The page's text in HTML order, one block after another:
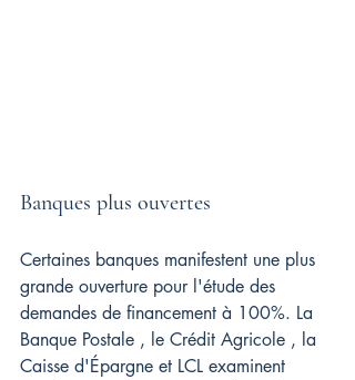
Banques plus ouvertes
Certaines banques manifestent une plus
grande ouverture pour l'étude des
demandes de financement à 100%. La
Banque Postale , le Crédit Agricole , la
Caisse d'Épargne et LCL examinent